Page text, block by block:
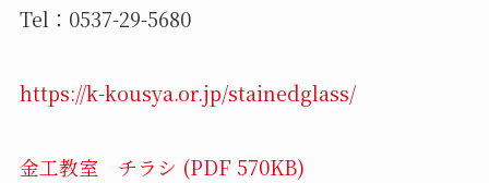
Tel：0537-29-5680
https://k-kousya.or.jp/stainedglass/
金工教室 チラシ (PDF 570KB)